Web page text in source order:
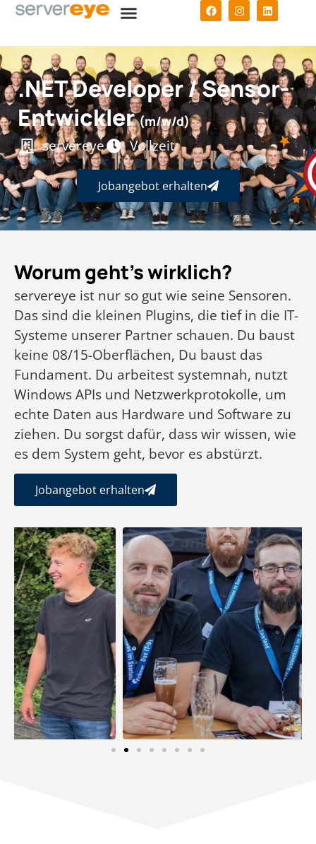
.NET Developer / Sensor-
Entwickler(m/w/d)
servereye Vollzeit
Jobangebot erhalten
Worum geht's wirklich?
servereye ist nur so gut wie seine Sensoren.
Das sind die kleinen Plugins, die tief in die IT-
Systeme unserer Partner schauen. Du baust
keine 08/15-Oberflächen, Du baust das
Fundament. Du arbeitest systemnah, nutzt
Windows APIs und Netzwerkprotokolle, um
echte Daten aus Hardware und Software zu
ziehen. Du sorgst dafür, dass wir wissen, wie
es dem System geht, bevor es abstürzt.
Jobangebot erhalten